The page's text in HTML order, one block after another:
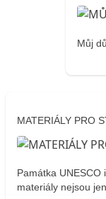
Můj
MATERIÁLY PRO
Památka
materiály nejsou